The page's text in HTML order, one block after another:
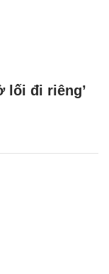
lối đi riêng’